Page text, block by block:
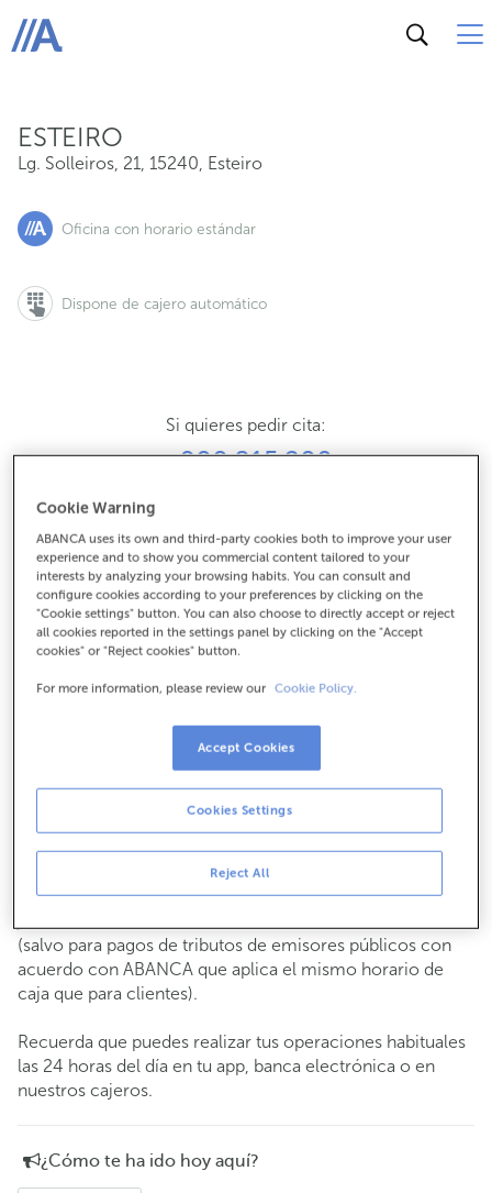
ABANCA
ESTEIRO
Lg. Solleiros, 21, 15240, Esteiro
Oficina con horario estándar
Dispone de cajero automático
Si quieres pedir cita:
900 815 200
981763026
Cómo llegar
Gestiones comerciales
8:15 a 14:00.
cita previay te atenderemos el día y hora
Operaciones con efectivo
Clientes: de lunes a viernes de 8:15 a 11:00
Si no eres cliente, el horario de caja será losmartes y
(salvo para pagos de tributos de emisores públicos con
acuerdo con ABANCA que aplica el mismo horario de
caja que para clientes).
Recuerda que puedes realizar tus operaciones habituales
las 24 horas del día en tu app, banca electrónica o en
nuestros cajeros.
¿Cómo te ha ido hoy aquí?
Cookie Warning
ABANCA uses its own and third-party cookies both to improve your user
experience and to show you commercial content tailored to your
interests by analyzing your browsing habits. You can consult and
configure cookies according to your preferences by clicking on the
"Cookie settings" button. You can also choose to directly accept or reject
all cookies reported in the settings panel by clicking on the "Accept
cookies" or "Reject cookies" button.
For more information, please review our Cookie Policy.
Reject All
Cookies Settings
Accept Cookies
Lg. Solleiros, 21, 15240, Esteiro